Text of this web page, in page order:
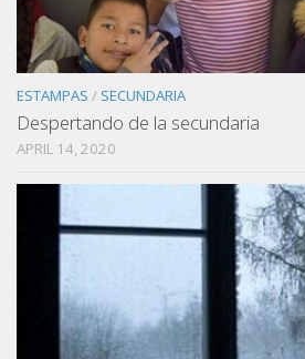
ESTAMPAS / SECUNDARIA
Despertando de la secundaria
APRIL 14, 2020